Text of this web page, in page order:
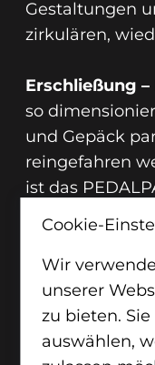
Festpreis,
Ausstattungen
daher gerne
nach initialem,
Gestaltungen
zirkulären,
Erschließung –
so
und Gepäck
reingefahren
ist das
öffentlicher
zugänglich
bestehende
Genehmigung –
sich vorrangig
mehr
Cookie-
Wir
unserer
zu bieten.
auswählen,